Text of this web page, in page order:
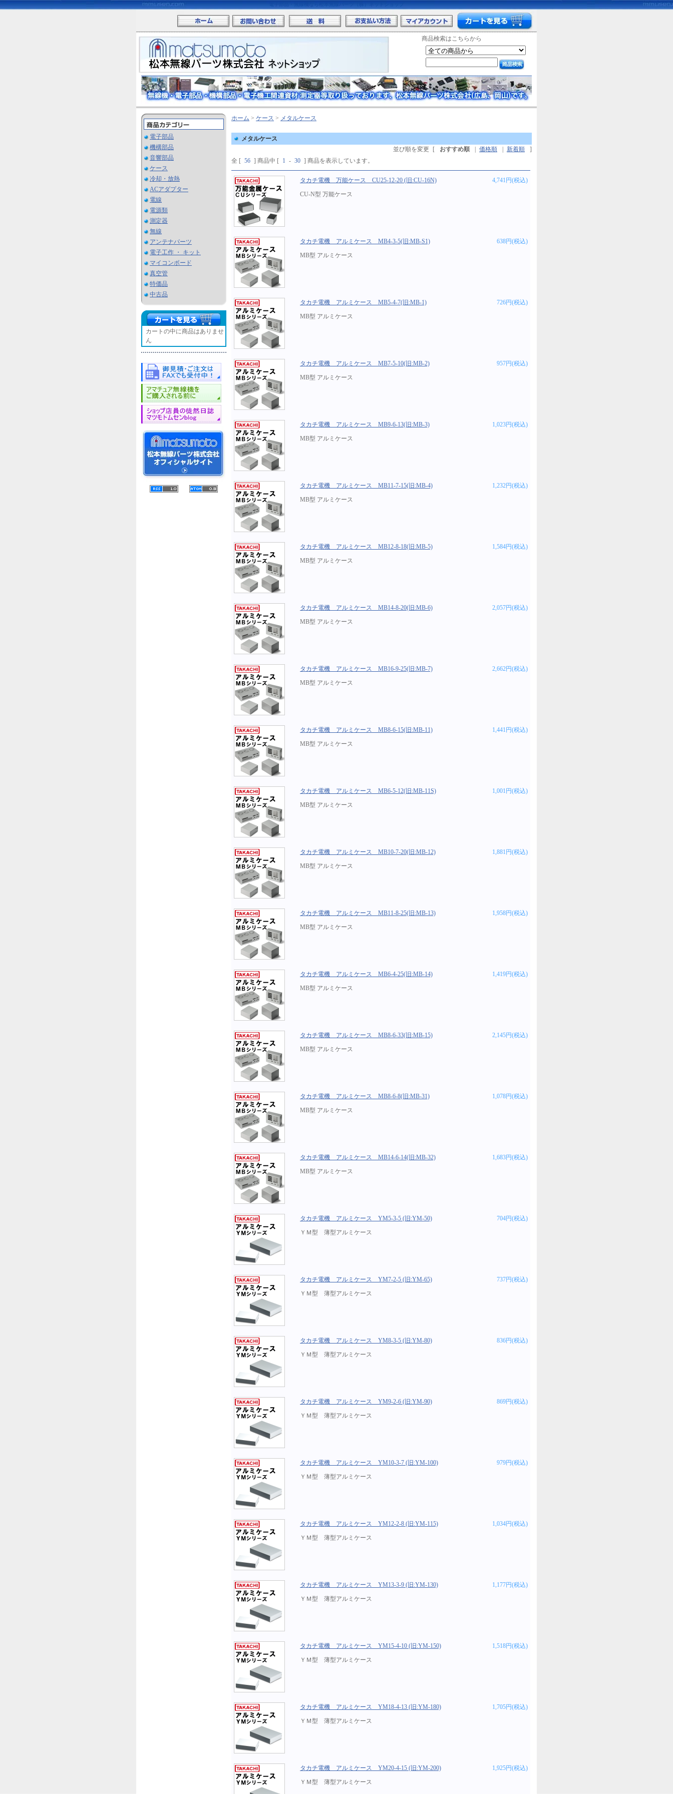
商品検索はこちらから
電子部品
機構部品
音響部品
ケース
冷却・放熱
ACアダプター
電線
電源類
測定器
無線
アンテナパーツ
電子工作 ・ キット
マイコンボード
真空管
特価品
中古品
カートの中に商品はありませ
ん
ホーム > ケース > メタルケース
メタルケース
並び順を変更
[ おすすめ順 価格順 新着順
]
全 [ 56 ] 商品中 [ 1 - 30 ] 商品を表示しています。
4,741円(税込)
タカチ電機 万能ケース CU25-12-20 (旧:CU-16N)
CU-N型 万能ケース
638円(税込)
タカチ電機 アルミケース MB4-3-5(旧:MB-S1)
MB型 アルミケース
726円(税込)
タカチ電機 アルミケース MB5-4-7(旧:MB-1)
MB型 アルミケース
957円(税込)
タカチ電機 アルミケース MB7-5-10(旧:MB-2)
MB型 アルミケース
1,023円(税込)
タカチ電機 アルミケース MB9-6-13(旧:MB-3)
MB型 アルミケース
1,232円(税込)
タカチ電機 アルミケース MB11-7-15(旧:MB-4)
MB型 アルミケース
1,584円(税込)
タカチ電機 アルミケース MB12-8-18(旧:MB-5)
MB型 アルミケース
2,057円(税込)
タカチ電機 アルミケース MB14-8-20(旧:MB-6)
MB型 アルミケース
2,662円(税込)
タカチ電機 アルミケース MB16-9-25(旧:MB-7)
MB型 アルミケース
1,441円(税込)
タカチ電機 アルミケース MB8-6-15(旧:MB-11)
MB型 アルミケース
1,001円(税込)
タカチ電機 アルミケース MB6-5-12(旧:MB-11S)
MB型 アルミケース
1,881円(税込)
タカチ電機 アルミケース MB10-7-20(旧:MB-12)
MB型 アルミケース
1,958円(税込)
タカチ電機 アルミケース MB11-8-25(旧:MB-13)
MB型 アルミケース
1,419円(税込)
タカチ電機 アルミケース MB6-4-25(旧:MB-14)
MB型 アルミケース
2,145円(税込)
タカチ電機 アルミケース MB8-6-33(旧:MB-15)
MB型 アルミケース
1,078円(税込)
タカチ電機 アルミケース MB8-6-8(旧:MB-31)
MB型 アルミケース
1,683円(税込)
タカチ電機 アルミケース MB14-6-14(旧:MB-32)
MB型 アルミケース
704円(税込)
タカチ電機 アルミケース YM5-3-5 (旧:YM-50)
ＹＭ型 薄型アルミケース
737円(税込)
タカチ電機 アルミケース YM7-2-5 (旧:YM-65)
ＹＭ型 薄型アルミケース
836円(税込)
タカチ電機 アルミケース YM8-3-5 (旧:YM-80)
ＹＭ型 薄型アルミケース
869円(税込)
タカチ電機 アルミケース YM9-2-6 (旧:YM-90)
ＹＭ型 薄型アルミケース
979円(税込)
タカチ電機 アルミケース YM10-3-7 (旧:YM-100)
ＹＭ型 薄型アルミケース
1,034円(税込)
タカチ電機 アルミケース YM12-2-8 (旧:YM-115)
ＹＭ型 薄型アルミケース
1,177円(税込)
タカチ電機 アルミケース YM13-3-9 (旧:YM-130)
ＹＭ型 薄型アルミケース
1,518円(税込)
タカチ電機 アルミケース YM15-4-10 (旧:YM-150)
ＹＭ型 薄型アルミケース
1,705円(税込)
タカチ電機 アルミケース YM18-4-13 (旧:YM-180)
ＹＭ型 薄型アルミケース
1,925円(税込)
タカチ電機 アルミケース YM20-4-15 (旧:YM-200)
ＹＭ型 薄型アルミケース